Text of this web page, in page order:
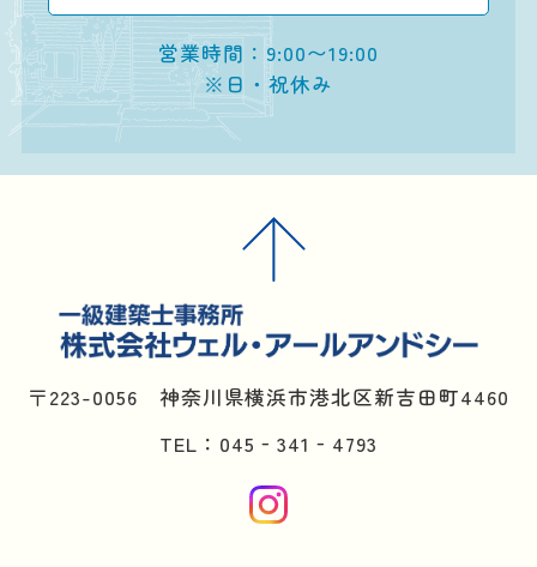
営業時間：9:00〜19:00
※日・祝休み
〒223-0056 神奈川県横浜市港北区新吉田町4460
TEL：045‐341‐4793